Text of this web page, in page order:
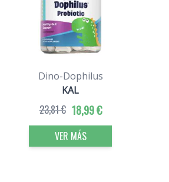
Dino-Dophilus
KAL
18,99 €
23,81 €
VER MÁS